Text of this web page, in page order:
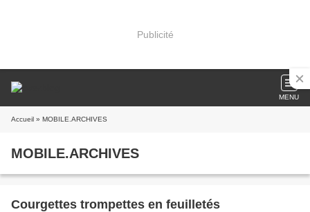
Publicité
MENU
Accueil » MOBILE.ARCHIVES
MOBILE.ARCHIVES
Courgettes trompettes en feuilletés